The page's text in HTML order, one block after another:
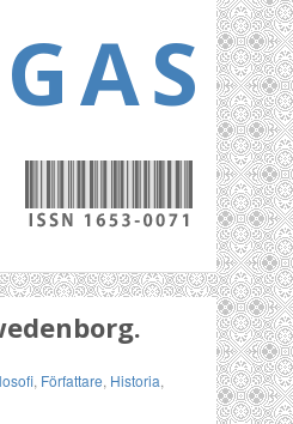
, Författare, Historia,